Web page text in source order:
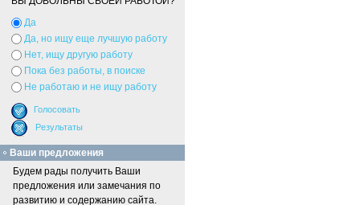
Да
Да, но ищу еще лучшую работу
Нет, ищу другую работу
Пока без работы, в поиске
Не работаю и не ищу работу
Ваши предложения
Будем рады получить Ваши
предложения или замечания по
развитию и содержанию сайта.